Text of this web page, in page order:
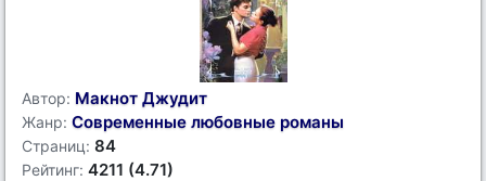
Автор: Макнот Джудит
Жанр: Современные любовные романы
Страниц: 84
Рейтинг: 4211 (4.71)